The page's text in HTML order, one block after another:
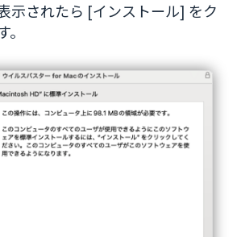
示されたら [インストール] をク